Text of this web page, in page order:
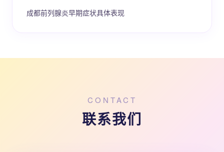
成都前列腺炎早期症状具体表现
CONTACT
联系我们